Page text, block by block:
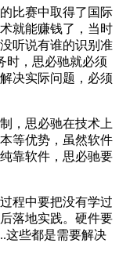
比赛中取得了国际
就能赚钱了，当时
听说有谁的识别准
时，思必驰就必须
决实际问题，必须
，思必驰在技术上
等优势，虽然软件
靠软件，思必驰要
程中要把没有学过
落地实践。硬件要
这些都是需要解决